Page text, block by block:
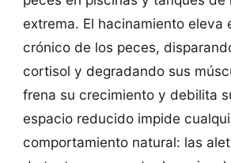
extrema. El hacinamiento eleva
crónico de los peces,
cortisol y degradando sus
frena su crecimiento y debilita
espacio reducido impide
comportamiento natural: las